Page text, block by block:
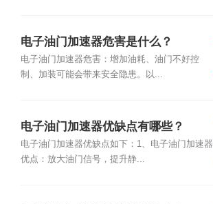
电子油门加速器危害是什么？
电子油门加速器危害：增加油耗、油门不好控
制、加装可能会带来安全隐患。以...
电子油门加速器优缺点有哪些？
电子油门加速器优缺点如下：1、电子油门加速器
优点：放大油门信号，提升静...